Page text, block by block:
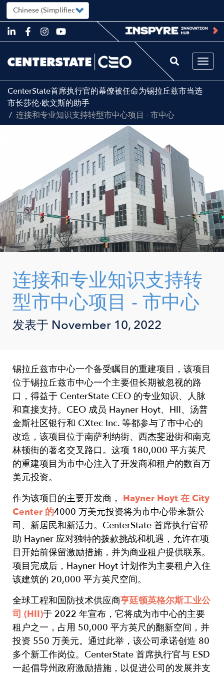
Skip
to
content
Select
your
language
CenterState首席执行官的幕僚被任命为锡拉丘兹市当选
市长莎伦·欧文斯的助手
连接和专业知识支持转型市中心项目 - 市中心
连接和专业知识支持转
型市中心项目 - 市中心
发表于 November 10, 2022
锡拉丘兹市中心一个备受瞩目的重建项目，该项目
位于锡拉丘兹市中心一个主要但长期被忽视的路
口，得益于 CenterState CEO 的专业知识、人脉
和直接支持。CEO 成员 Hayner Hoyt、HII、汤普
金斯社区银行和 CXtec Inc. 等都参与了市中心的
改造，该项目位于南萨利纳街、西杰斐逊街和南克
林顿街的著名交叉路口。这项 180,000 平方英尺
的重建项目为市中心注入了开发商和租户的数百万
美元投资。
作为该项目的主要开发商， Hayner Hoyt 在 City
Center 的4000 万美元投资将为市中心带来新公
司、新居民和新活力。CenterState 首席执行官帮
助 Hayner 应对独特的拨款挑战和机遇，允许在项
目开始前保留激励措施，并为商业租户提供联系。
项目完成后，Hayner Hoyt 计划作为主要租户入住
该建筑的 20,000 平方英尺空间。
全球工程和国防技术供应商亨廷顿英格尔斯工业公
司 (HII)于 2022 年宣布，它将成为市中心的主要
租户之一，占用 50,000 平方英尺的翻新空间，并
投资 550 万美元。通过此举，该公司承诺创造 80
多个新工作岗位。CenterState 首席执行官与 ESD
一起倡导州政府激励措施，以促进公司的发展并支